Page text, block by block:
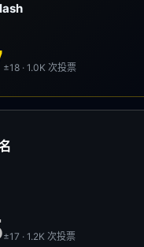
±18 · 1.0K次投票
±17 · 1.2K次投票